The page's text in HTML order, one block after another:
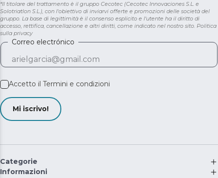
*Il titolare del trattamento è il gruppo Cecotec (Cecotec Innovaciones S.L. e
Solotriatlon S.L.), con l'obiettivo di inviarvi offerte e promozioni delle società del
gruppo. La base di legittimità è il consenso esplicito e l'utente ha il diritto di
accesso, rettifica, cancellazione e altri diritti, come indicato nel nostro sito. Politica
sulla privacy
Correo electrónico
Accetto il Termini e condizioni
Mi iscrivo!
Categorie
Informazioni